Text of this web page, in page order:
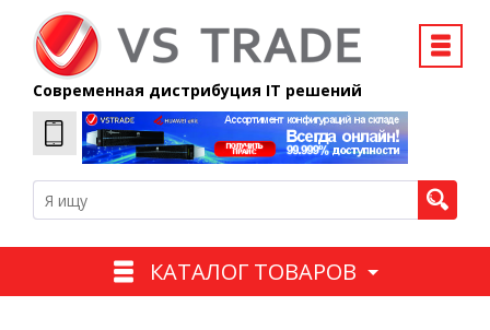
Современная дистрибуция IT решений
КАТАЛОГ ТОВАРОВ